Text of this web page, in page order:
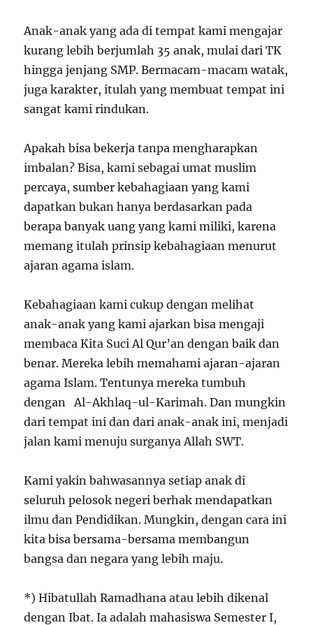
Anak-anak yang ada di tempat kami mengajar
kurang lebih berjumlah 35 anak, mulai dari TK
hingga jenjang SMP. Bermacam-macam watak,
juga karakter, itulah yang membuat tempat ini
sangat kami rindukan.
Apakah bisa bekerja tanpa mengharapkan
imbalan? Bisa, kami sebagai umat muslim
percaya, sumber kebahagiaan yang kami
dapatkan bukan hanya berdasarkan pada
berapa banyak uang yang kami miliki, karena
memang itulah prinsip kebahagiaan menurut
ajaran agama islam.
Kebahagiaan kami cukup dengan melihat
anak-anak yang kami ajarkan bisa mengaji
membaca Kita Suci Al Qur’an dengan baik dan
benar. Mereka lebih memahami ajaran-ajaran
agama Islam. Tentunya mereka tumbuh
dengan Al-Akhlaq-ul-Karimah. Dan mungkin
dari tempat ini dan dari anak-anak ini, menjadi
jalan kami menuju surganya Allah SWT.
Kami yakin bahwasannya setiap anak di
seluruh pelosok negeri berhak mendapatkan
ilmu dan Pendidikan. Mungkin, dengan cara ini
kita bisa bersama-bersama membangun
bangsa dan negara yang lebih maju.
*) Hibatullah Ramadhana atau lebih dikenal
dengan Ibat. Ia adalah mahasiswa Semester I,